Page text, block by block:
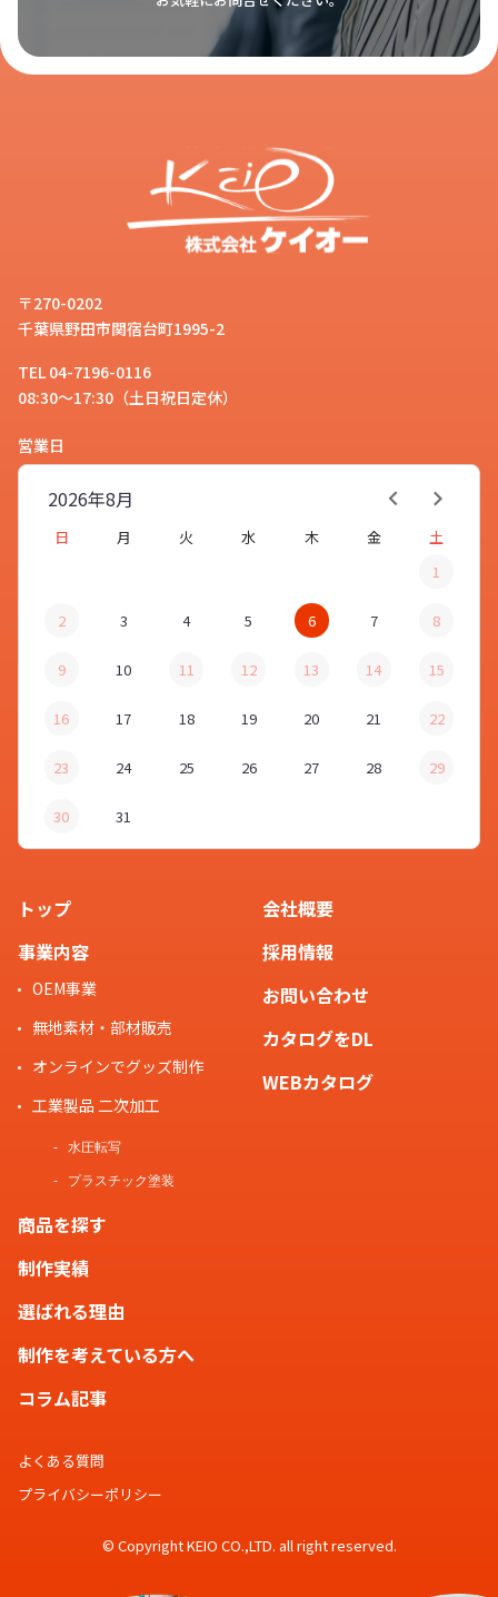
〒270-0202
千葉県野田市関宿台町1995-2
TEL 04-7196-0116
08:30～17:30（土日祝日定休）
営業日
8月
2026年
日 月 火 水 木 金
土
1
2 3 4 5 6 7 8
9 10 11 12 13 14 15
16 17 18 19 20 21 22
23 24 25 26 27 28 29
30 31
トップ
事業内容
OEM事業
無地素材・部材販売
オンラインでグッズ制作
工業製品 二次加工
水圧転写
プラスチック塗装
商品を探す
制作実績
選ばれる理由
制作を考えている方へ
コラム記事
会社概要
採用情報
お問い合わせ
カタログをDL
WEBカタログ
よくある質問
プライバシーポリシー
© Copyright KEIO CO.,LTD. all right reserved.